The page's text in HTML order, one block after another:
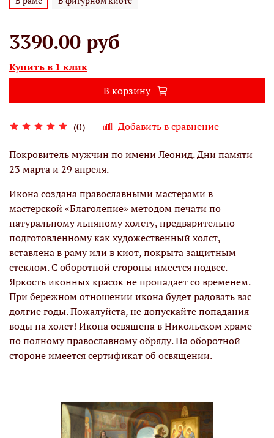
(0) Добавить в сравнение
3390.00 руб
Купить в 1 клик
В корзину
Покровитель мужчин по имени Леонид. Дни памяти
23 марта и 29 апреля.
Икона создана православными мастерами в
мастерской «Благолепие» методом печати по
натуральному льняному холсту, предварительно
подготовленному как художественный холст,
вставлена в раму или в киот, покрыта защитным
стеклом. С оборотной стороны имеется подвес.
Яркость иконных красок не пропадает со временем.
При бережном отношении икона будет радовать вас
долгие годы. Пожалуйста, не допускайте попадания
воды на холст! Икона освящена в Никольском храме
по полному православному обряду. На оборотной
стороне имеется сертификат об освящении.